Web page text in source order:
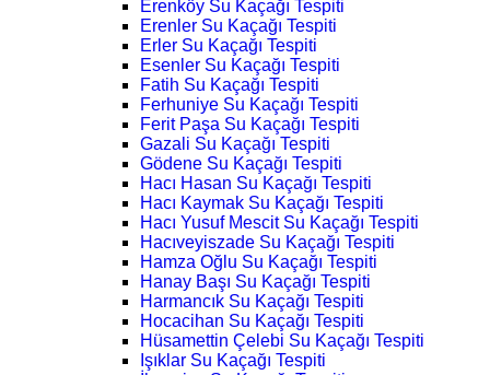
Erenköy Su Kaçağı Tespiti
Erenler Su Kaçağı Tespiti
Erler Su Kaçağı Tespiti
Esenler Su Kaçağı Tespiti
Fatih Su Kaçağı Tespiti
Ferhuniye Su Kaçağı Tespiti
Ferit Paşa Su Kaçağı Tespiti
Gazali Su Kaçağı Tespiti
Gödene Su Kaçağı Tespiti
Hacı Hasan Su Kaçağı Tespiti
Hacı Kaymak Su Kaçağı Tespiti
Hacı Yusuf Mescit Su Kaçağı Tespiti
Hacıveyiszade Su Kaçağı Tespiti
Hamza Oğlu Su Kaçağı Tespiti
Hanay Başı Su Kaçağı Tespiti
Harmancık Su Kaçağı Tespiti
Hocacihan Su Kaçağı Tespiti
Hüsamettin Çelebi Su Kaçağı Tespiti
Işıklar Su Kaçağı Tespiti